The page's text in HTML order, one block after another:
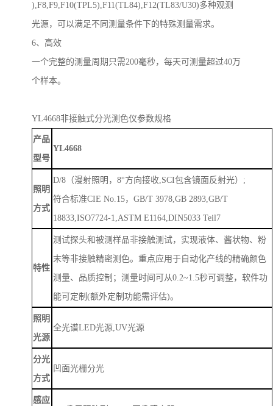
),F8,F9,F10(TPL5),F11(TL84),F12(TL83/U30)多种观测
光源，可以满足不同测量条件下的特殊测量需求。
6、高效
一个完整的测量周期只需200毫秒，每天可测量超过40万
个样本。
YL4668非接触式分光测色仪参数规格
产品
型号
YL4668
照明
方式
D/8（漫射照明，8°方向接收,SCI包含镜面反射光）;
符合标准CIE No.15，GB/T 3978,GB 2893,GB/T
18833,ISO7724-1,ASTM E1164,DIN5033 Teil7
特性
测试探头和被测样品非接触测试，实现液体、酱状物、粉
末等非接触精密测色。重点应用于自动化产线的精确颜色
测量、品质控制；测量时间可从0.2~1.5秒可调整，软件功
能可定制(额外定制功能需评估)。
照明
光源
全光谱LED光源,UV光源
分光
方式
凹面光栅分光
感应